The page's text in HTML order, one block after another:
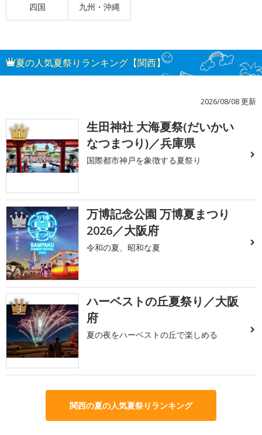
四国 九州・沖縄
夏の人気夏祭りランキング【関西】
2026/08/08 更新
1
生田神社 大海夏祭(だいかい
なつまつり)／兵庫県
国際都市神戸を象徴する夏祭り
2
万博記念公園 万博夏まつり
2026／大阪府
令和の夏、昭和な夏
3
ハーベストの丘夏祭り／大阪
府
夏の夜をハーベストの丘で楽しめる
関西の夏の人気夏祭りランキング